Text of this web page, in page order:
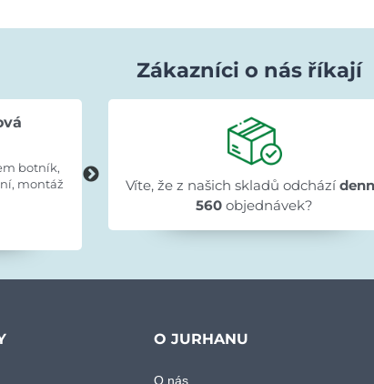
Zákazníci o nás říkají
botník,
montáž
Evka Hýlová
před 15 hodinami
★★★★★
★★★★★
★★★★★
"Rychlé,v pořádku."
Víte, že z našich skladů odchází
560 objednávek?
O JURHANU
O nás